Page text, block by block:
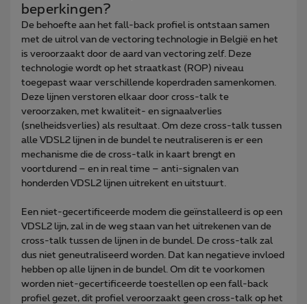
beperkingen?
De behoefte aan het fall-back profiel is ontstaan samen
met de uitrol van de vectoring technologie in België en het
is veroorzaakt door de aard van vectoring zelf. Deze
technologie wordt op het straatkast (ROP) niveau
toegepast waar verschillende koperdraden samenkomen.
Deze lijnen verstoren elkaar door cross-talk te
veroorzaken, met kwaliteit- en signaalverlies
(snelheidsverlies) als resultaat. Om deze cross-talk tussen
alle VDSL2 lijnen in de bundel te neutraliseren is er een
mechanisme die de cross-talk in kaart brengt en
voortdurend – en in real time – anti-signalen van
honderden VDSL2 lijnen uitrekent en uitstuurt.
Een niet-gecertificeerde modem die geïnstalleerd is op een
VDSL2 lijn, zal in de weg staan van het uitrekenen van de
cross-talk tussen de lijnen in de bundel. De cross-talk zal
dus niet geneutraliseerd worden. Dat kan negatieve invloed
hebben op alle lijnen in de bundel. Om dit te voorkomen
worden niet-gecertificeerde toestellen op een fall-back
profiel gezet, dit profiel veroorzaakt geen cross-talk op het